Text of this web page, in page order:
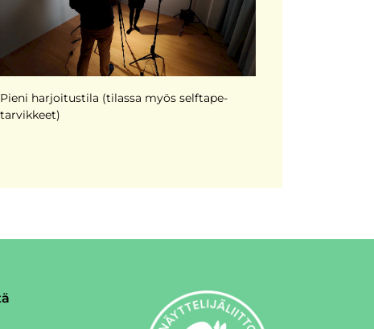
Pieni harjoitustila (tilassa myös selftape-
tarvikkeet)